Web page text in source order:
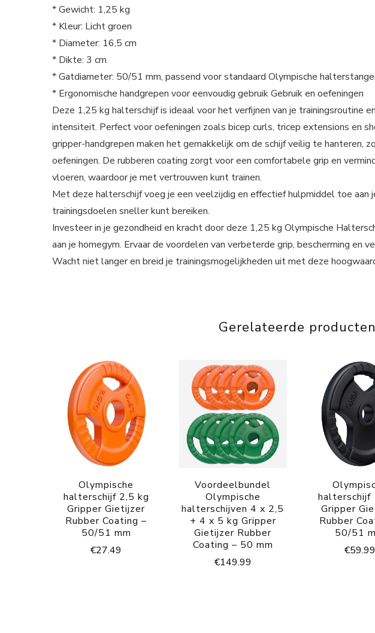
* Gewicht: 1,25 kg
* Kleur: Licht groen
* Diameter: 16,5 cm
* Dikte: 3 cm
* Gatdiameter: 50/51 mm, passend voor standaard Olympische
* Ergonomische handgrepen voor eenvoudig gebruik Gebruik en oefeningen
Deze 1,25 kg halterschijf is ideaal voor het verfijnen van je trainingsroutine
intensiteit. Perfect voor oefeningen zoals bicep curls, tricep extensions en
gripper-handgrepen maken het gemakkelijk om de schijf veilig te hanteren,
oefeningen. De rubberen coating zorgt voor een comfortabele grip en
vloeren, waardoor je met vertrouwen kunt trainen.
Met deze halterschijf voeg je een veelzijdig en effectief hulpmiddel toe aan
trainingsdoelen sneller kunt bereiken.
Investeer in je gezondheid en kracht door deze 1,25 kg Olympische
aan je homegym. Ervaar de voordelen van verbeterde grip, bescherming en
Wacht niet langer en breid je trainingsmogelijkheden uit met deze
Gerelateerde producten
Olympische
halterschijf 2,5 kg
Gripper Gietijzer
Rubber Coating –
50/51 mm
€27.49
Voordeelbundel
Olympische
halterschijven 4 x 2,5
+ 4 x 5 kg Gripper
Gietijzer Rubber
Coating – 50 mm
€149.99
halterschijf
Gripper
Rubber
50/51
€59.99